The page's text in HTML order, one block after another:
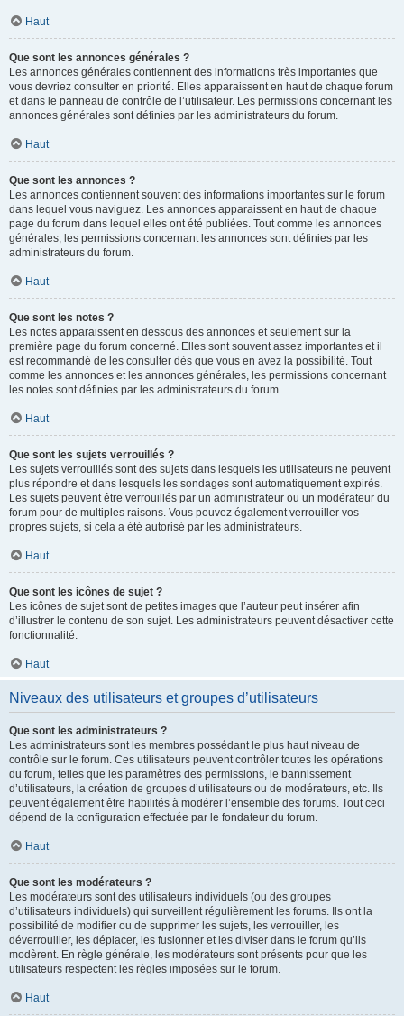
Haut
Que sont les annonces générales ?
Les annonces générales contiennent des informations très importantes que
vous devriez consulter en priorité. Elles apparaissent en haut de chaque forum
et dans le panneau de contrôle de l’utilisateur. Les permissions concernant les
annonces générales sont définies par les administrateurs du forum.
Haut
Que sont les annonces ?
Les annonces contiennent souvent des informations importantes sur le forum
dans lequel vous naviguez. Les annonces apparaissent en haut de chaque
page du forum dans lequel elles ont été publiées. Tout comme les annonces
générales, les permissions concernant les annonces sont définies par les
administrateurs du forum.
Haut
Que sont les notes ?
Les notes apparaissent en dessous des annonces et seulement sur la
première page du forum concerné. Elles sont souvent assez importantes et il
est recommandé de les consulter dès que vous en avez la possibilité. Tout
comme les annonces et les annonces générales, les permissions concernant
les notes sont définies par les administrateurs du forum.
Haut
Que sont les sujets verrouillés ?
Les sujets verrouillés sont des sujets dans lesquels les utilisateurs ne peuvent
plus répondre et dans lesquels les sondages sont automatiquement expirés.
Les sujets peuvent être verrouillés par un administrateur ou un modérateur du
forum pour de multiples raisons. Vous pouvez également verrouiller vos
propres sujets, si cela a été autorisé par les administrateurs.
Haut
Que sont les icônes de sujet ?
Les icônes de sujet sont de petites images que l’auteur peut insérer afin
d’illustrer le contenu de son sujet. Les administrateurs peuvent désactiver cette
fonctionnalité.
Haut
Niveaux des utilisateurs et groupes d’utilisateurs
Que sont les administrateurs ?
Les administrateurs sont les membres possédant le plus haut niveau de
contrôle sur le forum. Ces utilisateurs peuvent contrôler toutes les opérations
du forum, telles que les paramètres des permissions, le bannissement
d’utilisateurs, la création de groupes d’utilisateurs ou de modérateurs, etc. Ils
peuvent également être habilités à modérer l’ensemble des forums. Tout ceci
dépend de la configuration effectuée par le fondateur du forum.
Haut
Que sont les modérateurs ?
Les modérateurs sont des utilisateurs individuels (ou des groupes
d’utilisateurs individuels) qui surveillent régulièrement les forums. Ils ont la
possibilité de modifier ou de supprimer les sujets, les verrouiller, les
déverrouiller, les déplacer, les fusionner et les diviser dans le forum qu’ils
modèrent. En règle générale, les modérateurs sont présents pour que les
utilisateurs respectent les règles imposées sur le forum.
Haut